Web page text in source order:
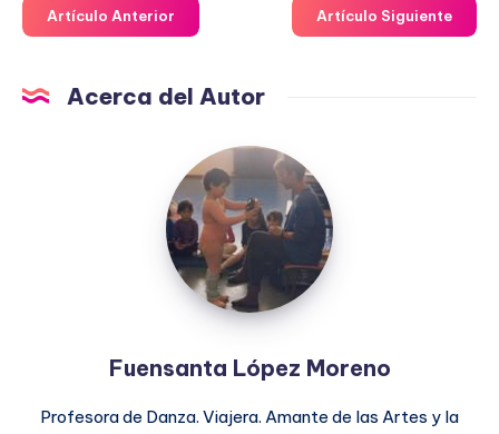
Artículo Anterior Artículo Siguiente
Acerca del Autor
Fuensanta
López
Moreno
Fuensanta López Moreno
Profesora de Danza. Viajera. Amante de las Artes y la